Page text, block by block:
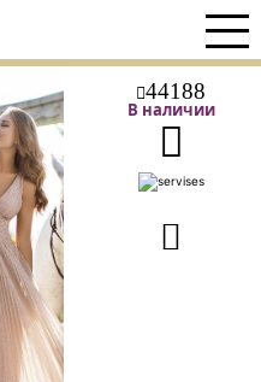
44188
В наличии